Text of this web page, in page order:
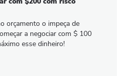
orçamento o impeça de
a negociar com $ 100
esse dinheiro!